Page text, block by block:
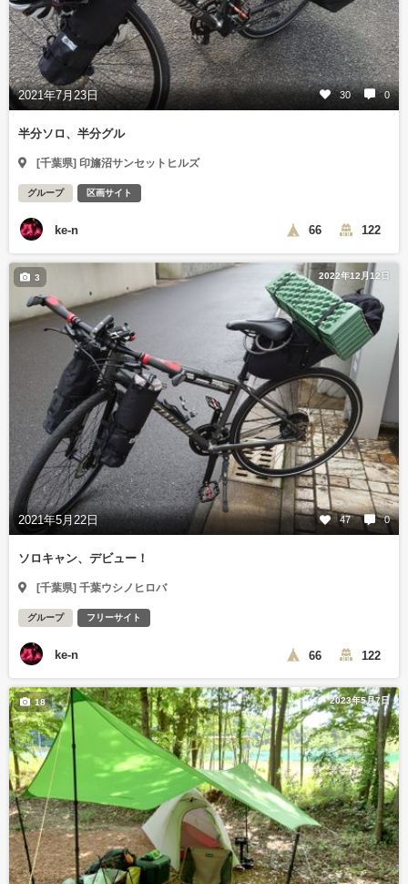
2021年7月23日 30 0
半分ソロ、半分グル
[千葉県] 印旛沼サンセットヒルズ
グループ 区画サイト
ke-n 66 122
2022年12月12日
2021年5月22日 47 0
3
ソロキャン、デビュー！
[千葉県] 千葉ウシノヒロバ
グループ フリーサイト
ke-n 66 122
2023年5月7日
18